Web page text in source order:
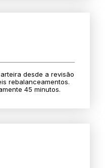
desde a revisão
rebalanceamentos.
45 minutos.